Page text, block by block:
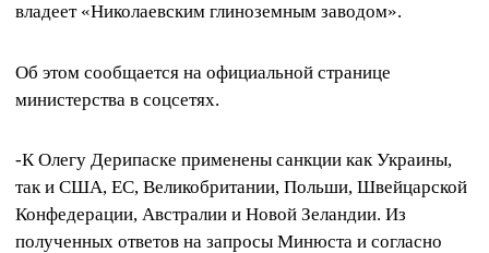
владеет «Николаевским глиноземным заводом».
Об этом сообщается на официальной странице
министерства в соцсетях.
-К Олегу Дерипаске применены санкции как Украины,
так и США, ЕС, Великобритании, Польши, Швейцарской
Конфедерации, Австралии и Новой Зеландии. Из
полученных ответов на запросы Минюста и согласно